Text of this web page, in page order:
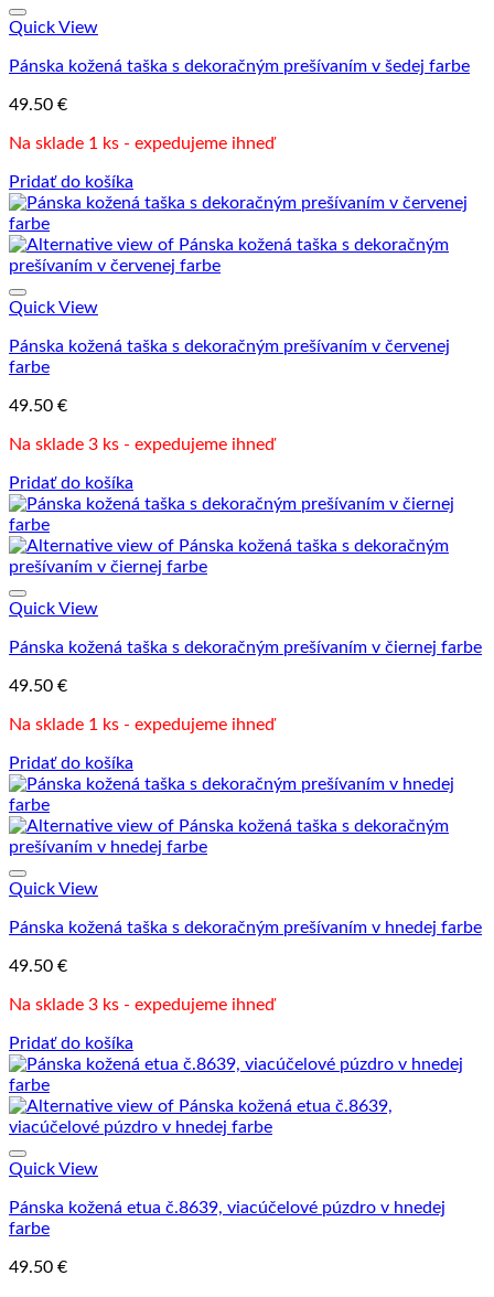
Quick View
Pánska kožená taška s dekoračným prešívaním v šedej farbe
49.50 €
Na sklade 1 ks - expedujeme ihneď
Pridať do košíka
Quick View
Pánska kožená taška s dekoračným prešívaním v červenej
farbe
49.50 €
Na sklade 3 ks - expedujeme ihneď
Pridať do košíka
Quick View
Pánska kožená taška s dekoračným prešívaním v čiernej farbe
49.50 €
Na sklade 1 ks - expedujeme ihneď
Pridať do košíka
Quick View
Pánska kožená taška s dekoračným prešívaním v hnedej farbe
49.50 €
Na sklade 3 ks - expedujeme ihneď
Pridať do košíka
Quick View
Pánska kožená etua č.8639, viacúčelové púzdro v hnedej
farbe
49.50 €